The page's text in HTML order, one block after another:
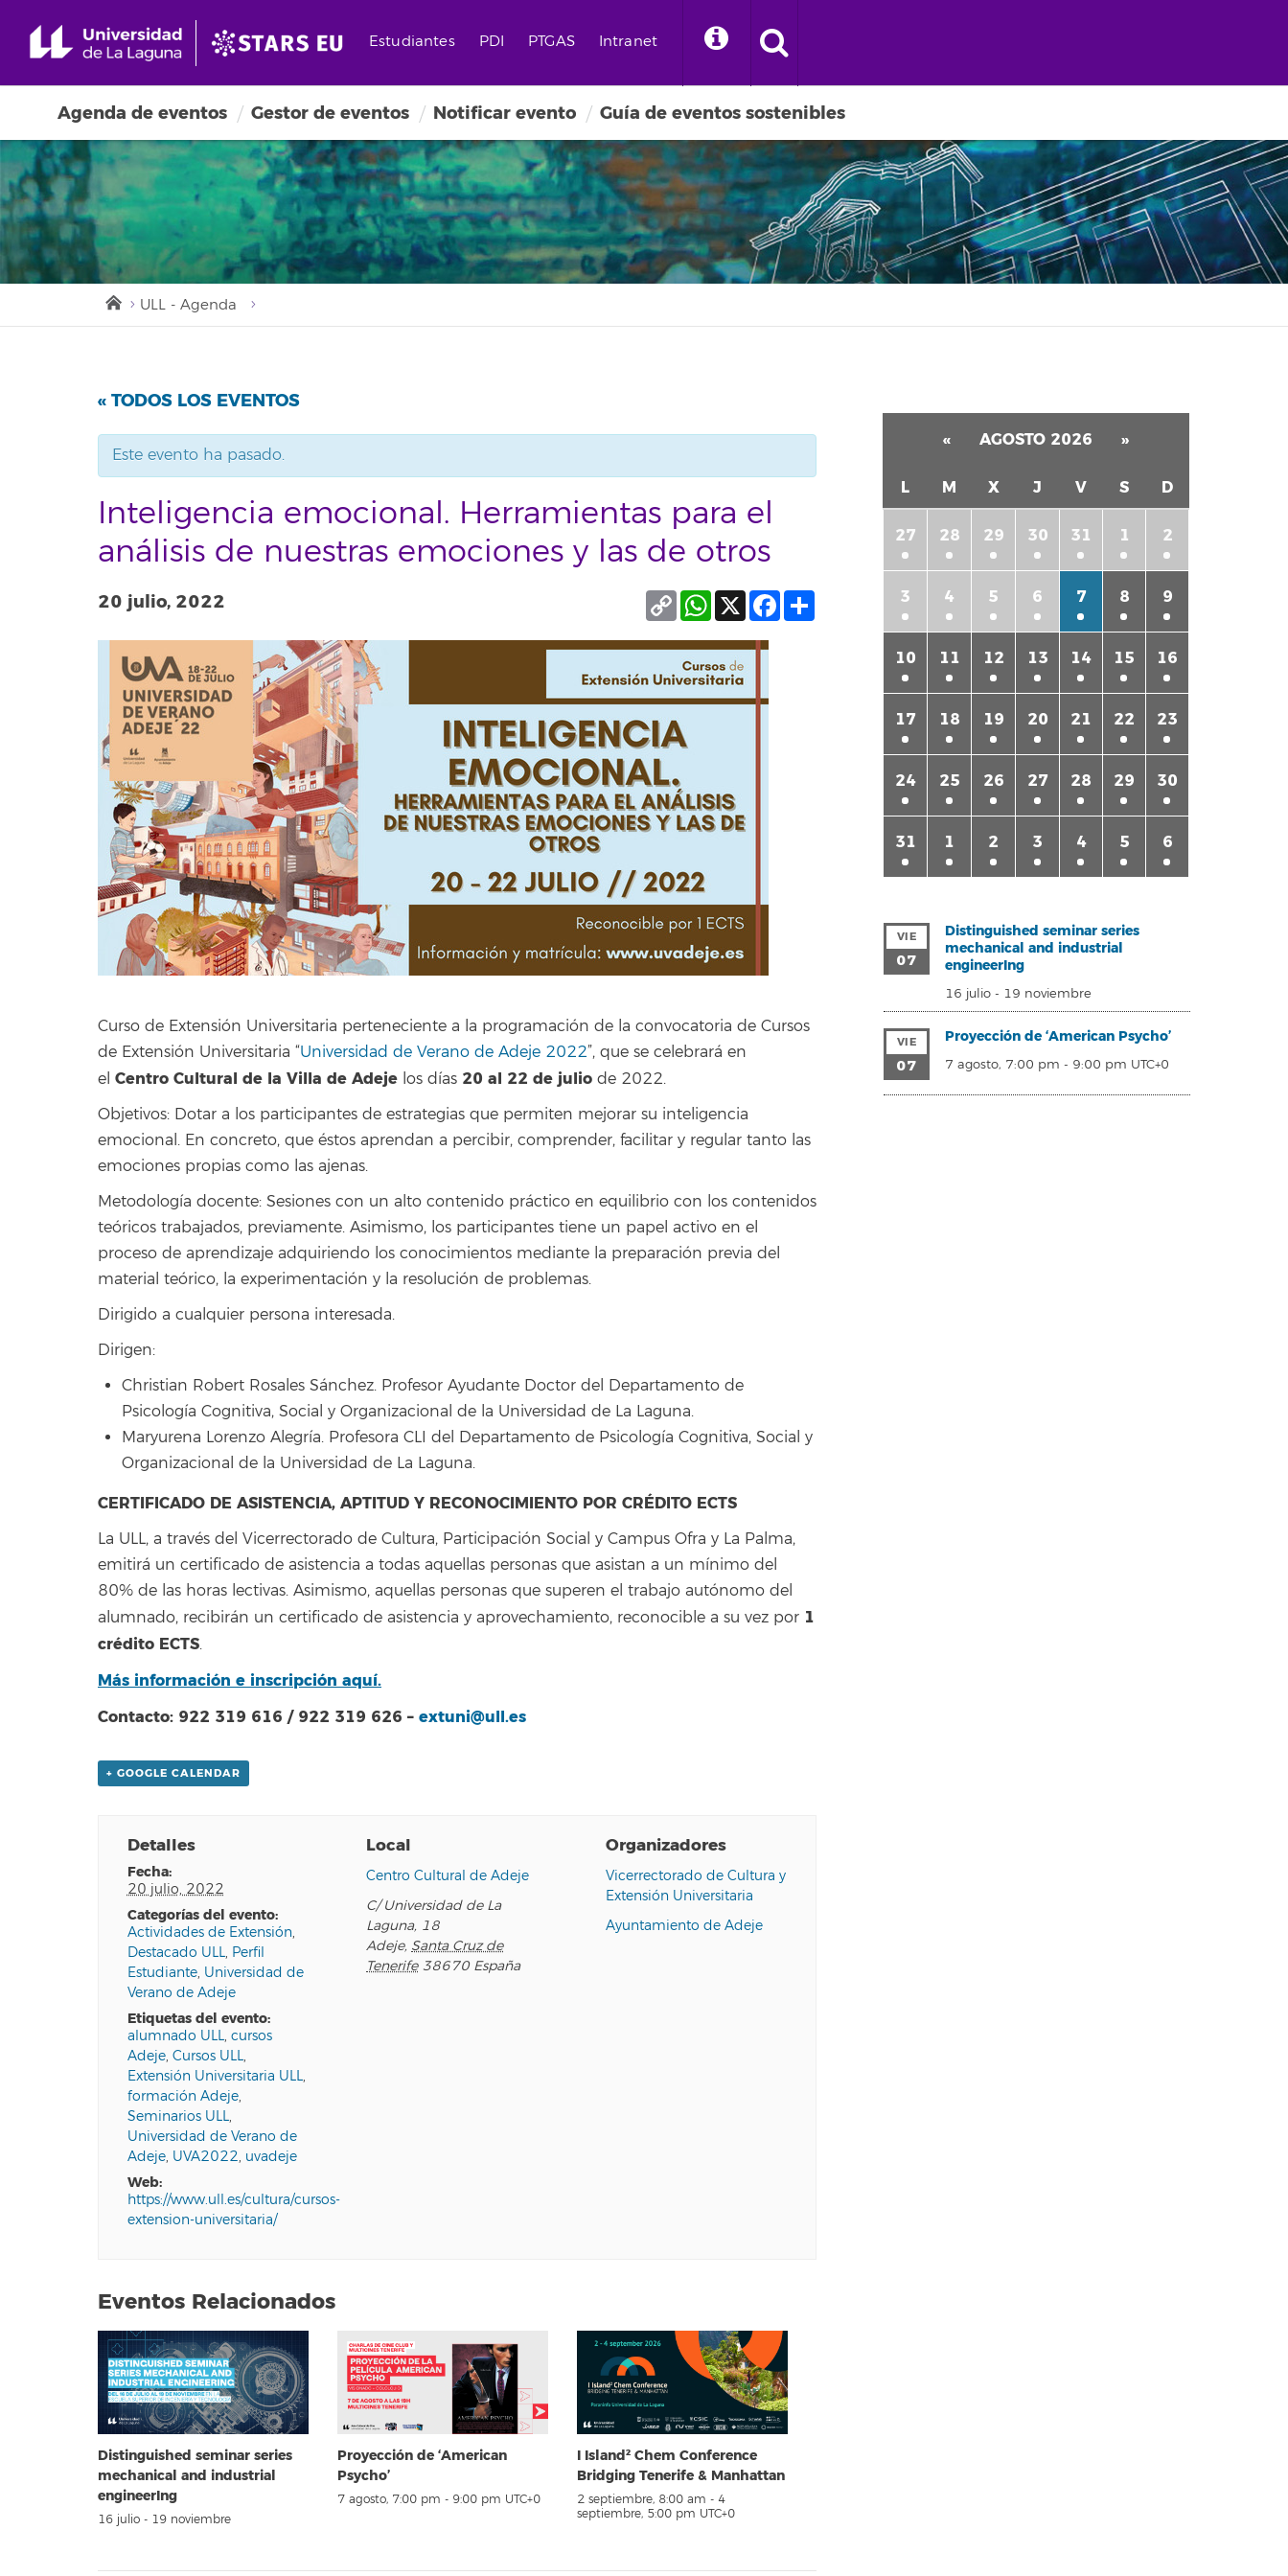
Estudiantes PDI PTGAS Intranet
Agenda de eventos Gestor de eventos Notificar evento Guía de eventos sostenibles
ULL - Agenda
« TODOS LOS EVENTOS
Este evento ha pasado.
Inteligencia emocional. Herramientas para el
análisis de nuestras emociones y las de otros
20 julio, 2022 Facebook
X
WhatsApp
Copy
Link
Curso de Extensión Universitaria perteneciente a la programación de la convocatoria de Cursos
de Extensión Universitaria “Universidad de Verano de Adeje 2022”, que se celebrará en
el Centro Cultural de la Villa de Adeje los días 20 al 22 de julio de 2022.
Objetivos: Dotar a los participantes de estrategias que permiten mejorar su inteligencia
emocional. En concreto, que éstos aprendan a percibir, comprender, facilitar y regular tanto las
emociones propias como las ajenas.
Metodología docente: Sesiones con un alto contenido práctico en equilibrio con los contenidos
teóricos trabajados, previamente. Asimismo, los participantes tiene un papel activo en el
proceso de aprendizaje adquiriendo los conocimientos mediante la preparación previa del
material teórico, la experimentación y la resolución de problemas.
Dirigido a cualquier persona interesada.
Dirigen:
Christian Robert Rosales Sánchez. Profesor Ayudante Doctor del Departamento de
Psicología Cognitiva, Social y Organizacional de la Universidad de La Laguna.
Maryurena Lorenzo Alegría. Profesora CLI del Departamento de Psicología Cognitiva, Social y
Organizacional de la Universidad de La Laguna.
CERTIFICADO DE ASISTENCIA, APTITUD Y RECONOCIMIENTO POR CRÉDITO ECTS
La ULL, a través del Vicerrectorado de Cultura, Participación Social y Campus Ofra y La Palma,
emitirá un certificado de asistencia a todas aquellas personas que asistan a un mínimo del
80% de las horas lectivas. Asimismo, aquellas personas que superen el trabajo autónomo del
alumnado, recibirán un certificado de asistencia y aprovechamiento, reconocible a su vez por 1
crédito ECTS.
Más información e inscripción aquí.
Contacto: 922 319 616 / 922 319 626 – extuni@ull.es
+ GOOGLE CALENDAR
Detalles
fecha:
20 julio, 2022
categorías del evento:
Actividades de Extensión,
Destacado ULL, Perfil
Estudiante, Universidad de
Verano de Adeje
etiquetas del evento:
alumnado ULL, cursos
Adeje, Cursos ULL,
Extensión Universitaria ULL,
formación Adeje,
Seminarios ULL,
Universidad de Verano de
Adeje, UVA2022, uvadeje
web:
https://www.ull.es/cultura/cursos-
extension-universitaria/
Local
Centro Cultural de Adeje
C/ Universidad de La
Laguna, 18
Adeje, Santa Cruz de
Tenerife 38670 España
Organizadores
Vicerrectorado de Cultura y
Extensión Universitaria
Ayuntamiento de Adeje
Eventos Relacionados
Distinguished seminar series
mechanical and industrial
engineerIng
16 julio - 19 noviembre
Proyección de ‘American
Psycho’
7 agosto, 7:00 pm - 9:00 pm UTC+0
I Island² Chem Conference
Bridging Tenerife & Manhattan
2 septiembre, 8:00 am - 4
septiembre, 5:00 pm UTC+0
« AGOSTO 2026 »
L M X J V S D
27 28 29 30 31 1 2
3 4 5 6 7 8 9
10 11 12 13 14 15 16
17 18 19 20 21 22 23
24 25 26 27 28 29 30
31 1 2 3 4 5 6
VIE
07
Distinguished seminar series
mechanical and industrial
engineerIng
16 julio - 19 noviembre
VIE
07
Proyección de ‘American Psycho’
7 agosto, 7:00 pm - 9:00 pm UTC+0